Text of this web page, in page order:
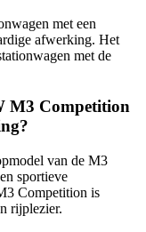
met een
afwerking. Het
met de
M3 Competition
van de M3
sportieve
Competition is
rijplezier.